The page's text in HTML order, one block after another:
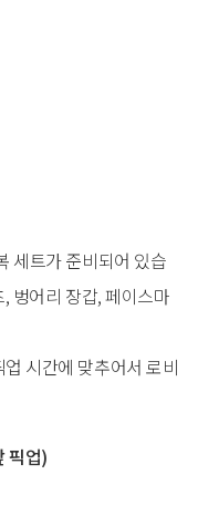
세트가 준비되어 있습
벙어리 장갑, 페이스마
시간에 맞추어서 로비
픽업)